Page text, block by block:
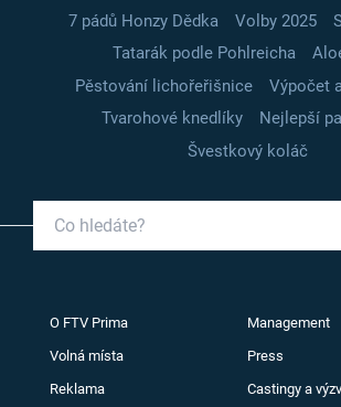
7 pádů Honzy Dědka
Volby 2025
Tatarák podle Pohlreicha
Pěstování lichořeřišnice
Výpočet
Tvarohové knedlíky
Nejlepší
Švestkový koláč
O FTV Prima Management
Volná místa Press
Reklama Castingy a